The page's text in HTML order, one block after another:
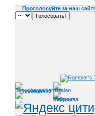
Проголосуйте за наш сайт!